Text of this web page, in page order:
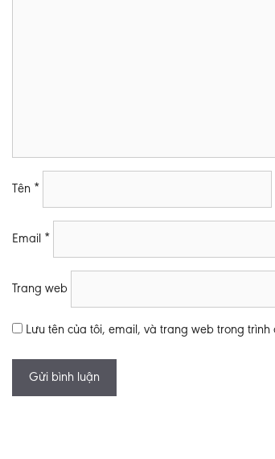
Tên *
Email *
Trang web
Lưu tên của tôi, email, và trang web trong